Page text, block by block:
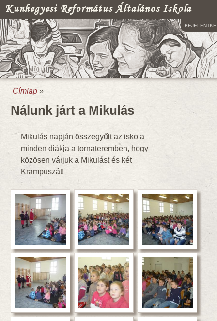
Kunhegyesi Református Általános Iskola
Jelenlegi hely
Címlap »
Nálunk járt a Mikulás
Mikulás napján összegyűlt az iskola
minden diákja a tornateremben, hogy
közösen várjuk a Mikulást és két
Krampuszát!